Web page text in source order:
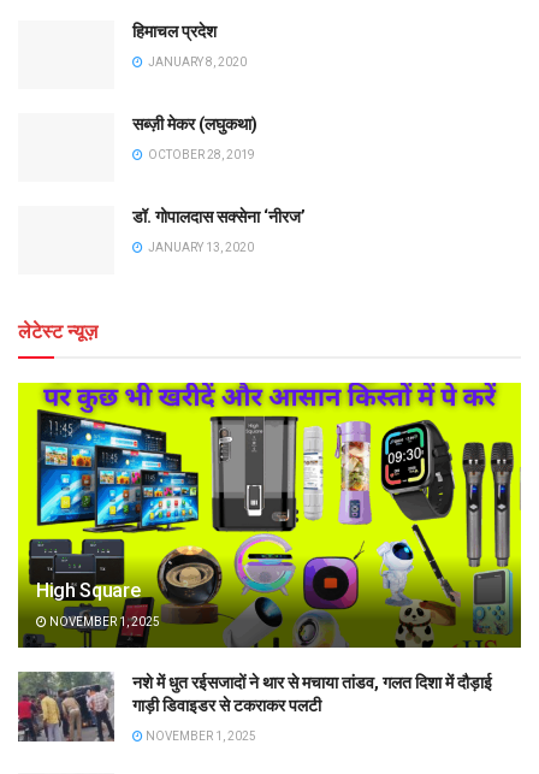
हिमाचल प्रदेश
JANUARY 8, 2020
सब्ज़ी मेकर (लघुकथा)
OCTOBER 28, 2019
डॉ. गोपालदास सक्सेना ‘नीरज’
JANUARY 13, 2020
लेटेस्ट न्यूज़
High Square
NOVEMBER 1, 2025
नशे में धुत रईसजादों ने थार से मचाया तांडव, गलत दिशा में दौड़ाई
गाड़ी डिवाइडर से टकराकर पलटी
NOVEMBER 1, 2025